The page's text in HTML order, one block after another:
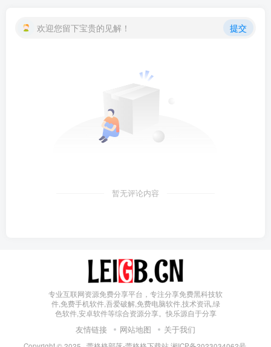
欢迎您留下宝贵的见解！ 提交
暂无评论内容
专业互联网资源免费分享平台，专注分享免费黑科技软
件,免费手机软件,吾爱破解,免费电脑软件,技术资讯,绿
色软件,安卓软件等综合资源分享。快乐源自于分享
友情链接 网站地图 关于我们